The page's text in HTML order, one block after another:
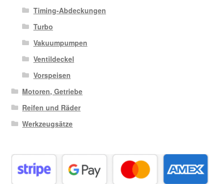
Timing-Abdeckungen
Turbo
Vakuumpumpen
Ventildeckel
Vorspeisen
Motoren, Getriebe
Reifen und Räder
Werkzeugsätze